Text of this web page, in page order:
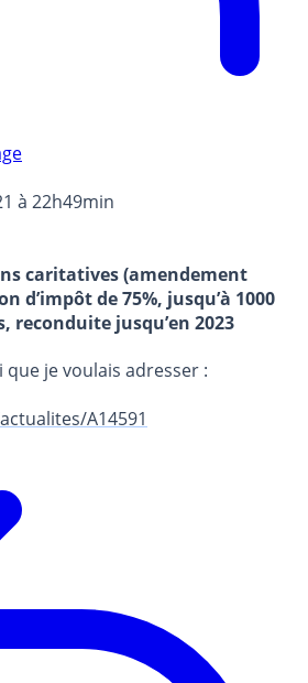
à 22h49min
caritatives (amendement
d’impôt de 75%, jusqu’à 1000
reconduite jusqu’en 2023
que je voulais adresser :
A14591